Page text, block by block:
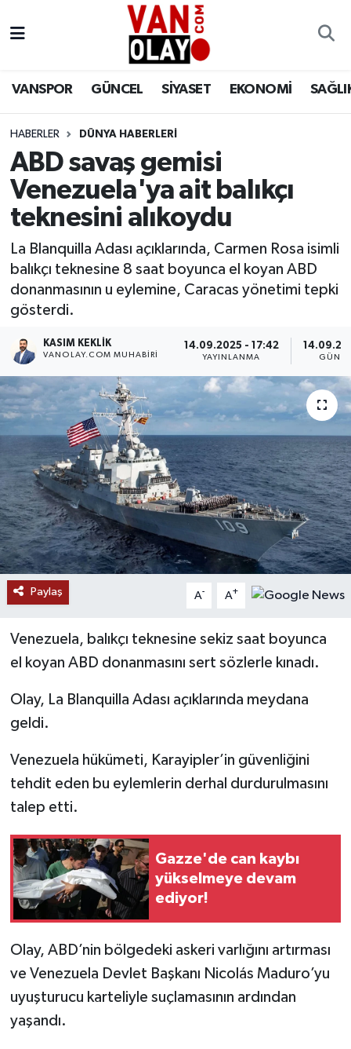
VANSPOR GÜNCEL SİYASET EKONOMİ
HABERLER DÜNYA HABERLERİ
ABD savaş gemisi
Venezuela'ya ait balıkçı
teknesini alıkoydu
La Blanquilla Adası açıklarında, Carmen Rosa isimli
balıkçı teknesine 8 saat boyunca el koyan ABD
donanmasının u eylemine, Caracas yönetimi tepki
gösterdi.
KASIM KEKLIK
VANOLAY.COM MUHABIRI
14.09.2025 - 17:42
YAYINLANMA
Paylaş A- A+
Venezuela, balıkçı teknesine sekiz saat boyunca
el koyan ABD donanmasını sert sözlerle kınadı.
Olay, La Blanquilla Adası açıklarında meydana
geldi.
Venezuela hükümeti, Karayipler’in güvenliğini
tehdit eden bu eylemlerin derhal durdurulmasını
talep etti.
Gazze'de can kaybı
yükselmeye devam
ediyor!
Olay, ABD’nin bölgedeki askeri varlığını artırması
ve Venezuela Devlet Başkanı Nicolás Maduro’yu
uyuşturucu karteliyle suçlamasının ardından
yaşandı.
Siyaset
Sağlık
Eğitim
Bilim & Teknoloji
Dünya
RESMİ İLANLAR
Van Nöbetçi Eczaneler
Van Namaz Vakitleri
Van Trafik Yoğunluk Haritası
Süper Lig Puan Durumu ve Fikstür
Tüm Manşetler
Son Dakika Haberleri
Haber Arşivi